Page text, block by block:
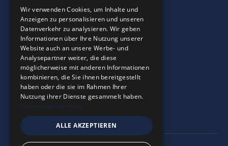
28 Bewertungen 9,9
provided by
Google Reviews
5.0
Wir verwenden Cookies, um Inhalte und
Anzeigen zu personalisieren und unseren
Datenverkehr zu analysieren. Wir geben
Informationen über Ihre Nutzung unserer
Website auch an unsere Werbe- und
Analysepartner weiter, die diese
möglicherweise mit anderen Informationen
kombinieren, die Sie ihnen bereitgestellt
haben oder die sie im Rahmen Ihrer
Nutzung ihrer Dienste gesammelt haben.
Datenschutzrichtlinie
ALLE AKZEPTIEREN